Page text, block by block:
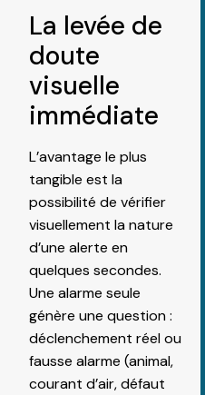
La levée de
doute
visuelle
immédiate
L’avantage le plus
tangible est la
possibilité de vérifier
visuellement la nature
d’une alerte en
quelques secondes.
Une alarme seule
génère une question :
déclenchement réel ou
fausse alarme (animal,
courant d’air, défaut